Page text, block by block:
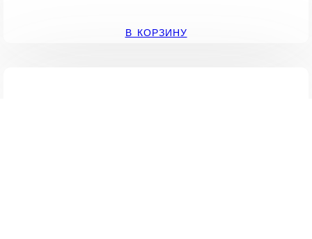
В КОРЗИНУ